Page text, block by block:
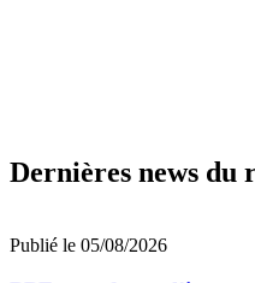
Dernières news du
Publié le 05/08/2026